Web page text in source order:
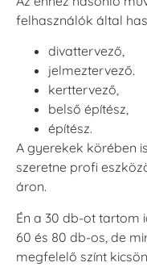
felhasználók által
divattervező,
jelmeztervező.
kerttervező,
belső építész,
építész.
A gyerekek körében
szeretne profi
áron.
Én a 30 db-ot tartom
60 és 80 db-os, de
megfelelő színt